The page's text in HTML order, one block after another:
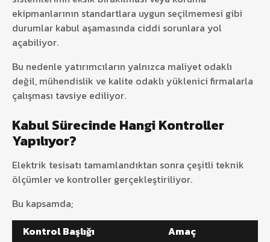
ekipmanlarının standartlara uygun seçilmemesi gibi
durumlar kabul aşamasında ciddi sorunlara yol
açabiliyor.
Bu nedenle yatırımcıların yalnızca maliyet odaklı
değil, mühendislik ve kalite odaklı yüklenici firmalarla
çalışması tavsiye ediliyor.
Kabul Sürecinde Hangi Kontroller
Yapılıyor?
Elektrik tesisatı tamamlandıktan sonra çeşitli teknik
ölçümler ve kontroller gerçekleştiriliyor.
Bu kapsamda;
Kontrol Başlığı
Amaç